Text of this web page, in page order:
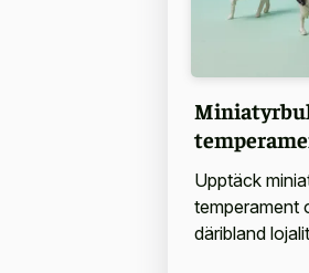
Upptäck
temperament
däribland